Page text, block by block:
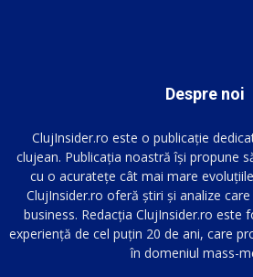
Despre noi
ClujInsider.ro este o publicație
clujean. Publicația noastră își propune
cu o acuratețe cât mai mare
ClujInsider.ro oferă știri și analize
business. Redacția ClujInsider.ro este
experiență de cel puțin 20 de ani, care
în domeniul mass-